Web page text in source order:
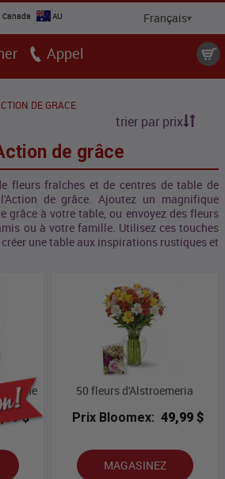
Canada
AU
Appel
DE GRACE
trier par prix
de grâce
fleurs fraîches et de centres de table de
de grâce. Ajoutez un magnifique
grâce à votre table, ou envoyez des fleurs
ou à votre famille. Utilisez ces touches
une table aux inspirations rustiques et
$
50 fleurs d'Alstroemeria
Prix Bloomex: 49,99 $
MAGASINEZ